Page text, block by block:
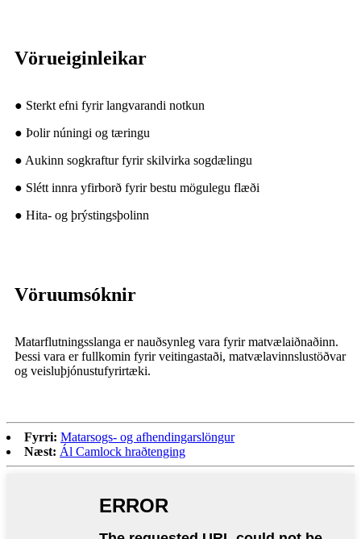
Vörueiginleikar
● Sterkt efni fyrir langvarandi notkun
● Þolir núningi og tæringu
● Aukinn sogkraftur fyrir skilvirka sogdælingu
● Slétt innra yfirborð fyrir bestu mögulegu flæði
● Hita- og þrýstingsþolinn
Vöruumsóknir
Matarflutningsslanga er nauðsynleg vara fyrir matvælaiðnaðinn.
Þessi vara er fullkomin fyrir veitingastaði, matvælavinnslustöðvar
og veisluþjónustufyrirtæki.
Fyrri: Matarsogs- og afhendingarslöngur
Næst: Ál Camlock hraðtenging